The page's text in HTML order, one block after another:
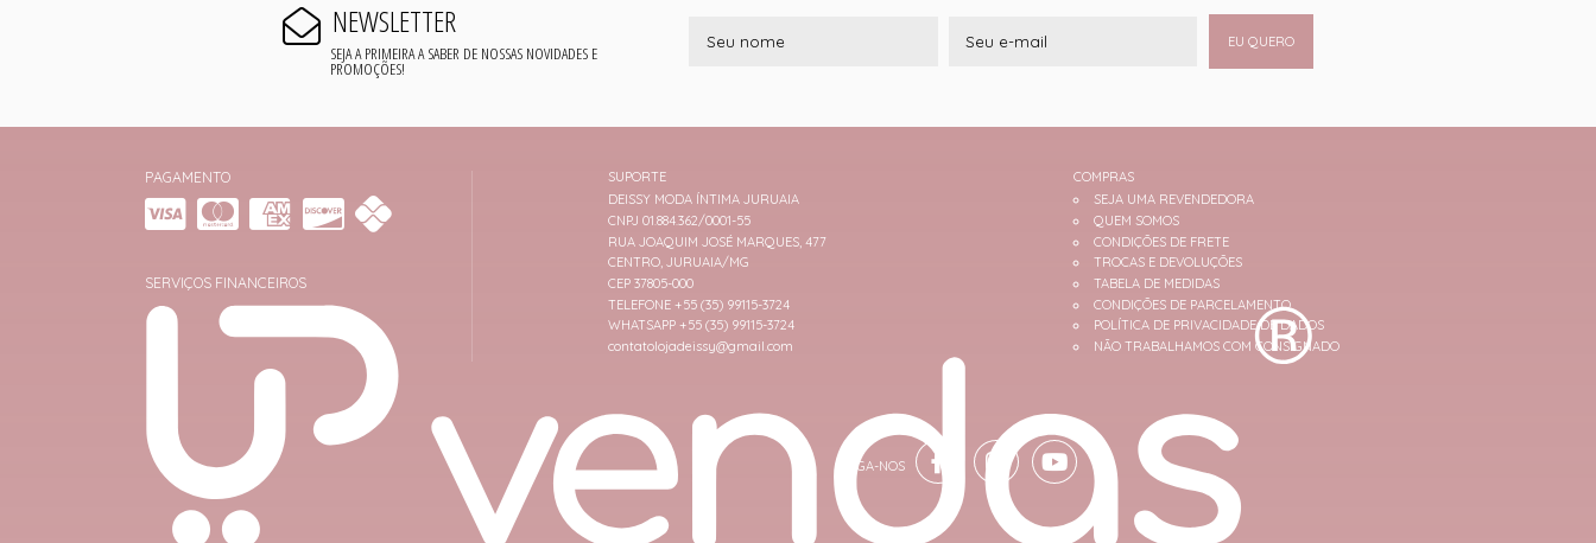
NEWSLETTER
SEJA A PRIMEIRA A SABER DE NOSSAS NOVIDADES E
PROMOÇÕES!
EU QUERO
PAGAMENTO
SERVIÇOS FINANCEIROS
SUPORTE
DEISSY MODA ÍNTIMA JURUAIA
CNPJ 01.884.362/0001-55
RUA JOAQUIM JOSÉ MARQUES, 477
CENTRO, JURUAIA/MG
CEP 37805-000
TELEFONE +55 (35) 99115-3724
WHATSAPP +55 (35) 99115-3724
contatolojadeissy@gmail.com
COMPRAS
SEJA UMA REVENDEDORA
QUEM SOMOS
CONDIÇÕES DE FRETE
TROCAS E DEVOLUÇÕES
TABELA DE MEDIDAS
CONDIÇÕES DE PARCELAMENTO
POLÍTICA DE PRIVACIDADE DE DADOS
NÃO TRABALHAMOS COM CONSIGNADO